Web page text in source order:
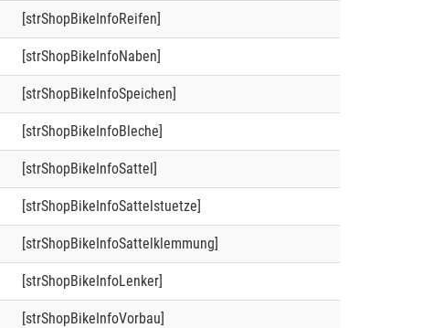
[strShopBikeInfoReifen]
[strShopBikeInfoNaben]
[strShopBikeInfoSpeichen]
[strShopBikeInfoBleche]
[strShopBikeInfoSattel]
[strShopBikeInfoSattelstuetze]
[strShopBikeInfoSattelklemmung]
[strShopBikeInfoLenker]
[strShopBikeInfoVorbau]